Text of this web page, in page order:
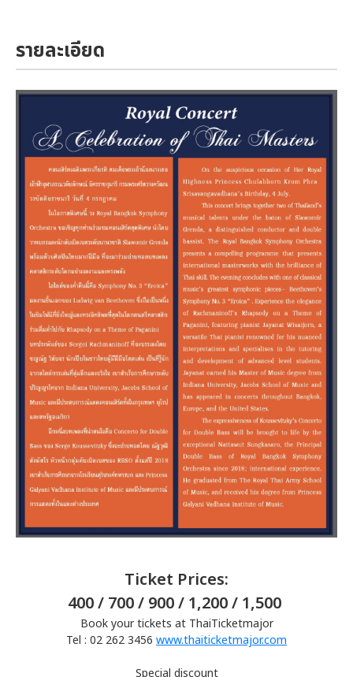
รายละเอียด
Ticket Prices:
400 / 700 / 900 / 1,200 / 1,500
Book your tickets at ThaiTicketmajor
Tel : 02 262 3456 www.thaiticketmajor.com